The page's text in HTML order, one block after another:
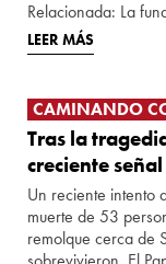
Relacionada: La
LEER MÁS
CAMINANDO
Tras la
creciente
Un reciente intento
muerte de 53
remolque cerca de